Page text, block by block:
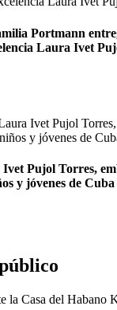
Portmann
Laura Ivet
Pujol Torres,
y jóvenes de
Casa del Habano